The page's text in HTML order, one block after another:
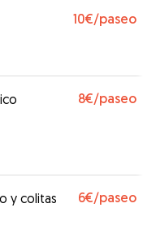
10€/paseo
8€/paseo
y colitas
6€/paseo